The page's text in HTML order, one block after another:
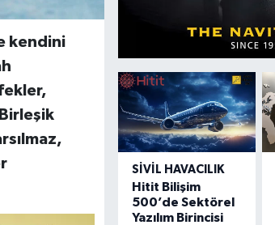
kendini
SIVIL HAVACILIK
Hitit Bilişim
500’de Sektörel
Yazılım Birincisi